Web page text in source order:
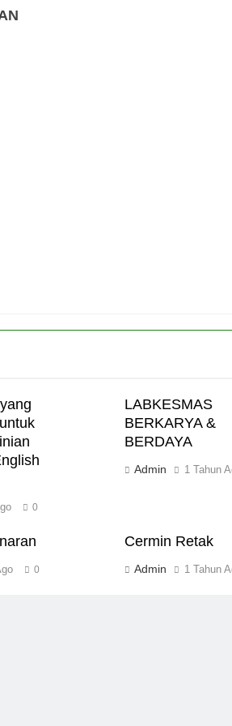
0
LABKESMAS
BERKARYA &
BERDAYA
Admin 1 Tahun
0
Cermin Retak
Admin 1 Tahun